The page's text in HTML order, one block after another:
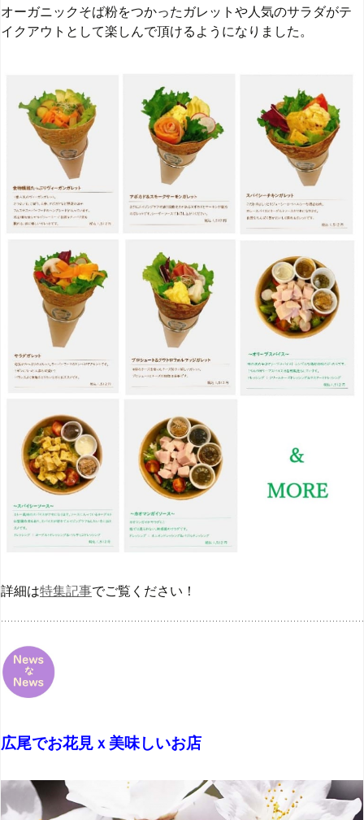
オーガニックそば粉をつかったガレットや人気のサラダがテ
イクアウトとして楽しんで頂けるようになりました。
詳細は特集記事でご覧ください！
広尾でお花見ｘ美味しいお店